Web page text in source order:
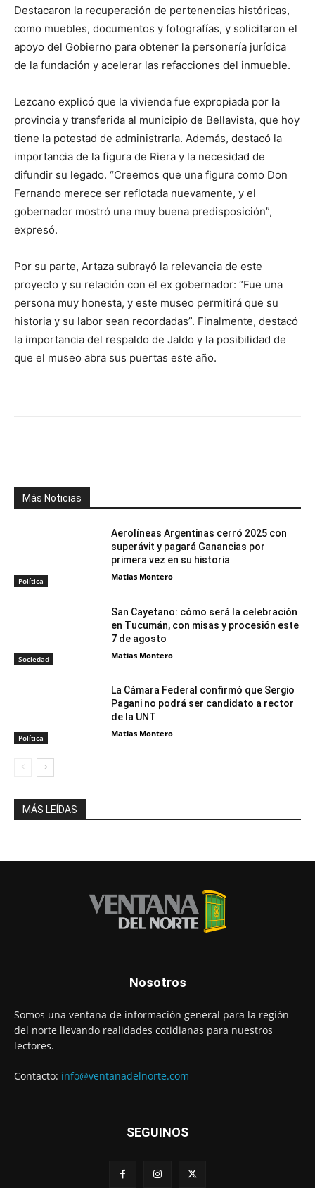
Destacaron la recuperación de pertenencias históricas,
como muebles, documentos y fotografías, y solicitaron el
apoyo del Gobierno para obtener la personería jurídica
de la fundación y acelerar las refacciones del inmueble.
Lezcano explicó que la vivienda fue expropiada por la
provincia y transferida al municipio de Bellavista, que hoy
tiene la potestad de administrarla. Además, destacó la
importancia de la figura de Riera y la necesidad de
difundir su legado. “Creemos que una figura como Don
Fernando merece ser reflotada nuevamente, y el
gobernador mostró una muy buena predisposición”,
expresó.
Por su parte, Artaza subrayó la relevancia de este
proyecto y su relación con el ex gobernador: “Fue una
persona muy honesta, y este museo permitirá que su
historia y su labor sean recordadas”. Finalmente, destacó
la importancia del respaldo de Jaldo y la posibilidad de
que el museo abra sus puertas este año.
Más Noticias
Política
Aerolíneas Argentinas cerró 2025 con
superávit y pagará Ganancias por
primera vez en su historia
Matias Montero
Sociedad
San Cayetano: cómo será la celebración
en Tucumán, con misas y procesión este
7 de agosto
Matias Montero
Política
La Cámara Federal confirmó que Sergio
Pagani no podrá ser candidato a rector
de la UNT
Matias Montero
MÁS LEÍDAS
Nosotros
Somos una ventana de información general para la región
del norte llevando realidades cotidianas para nuestros
lectores.
Contacto: info@ventanadelnorte.com
SEGUINOS